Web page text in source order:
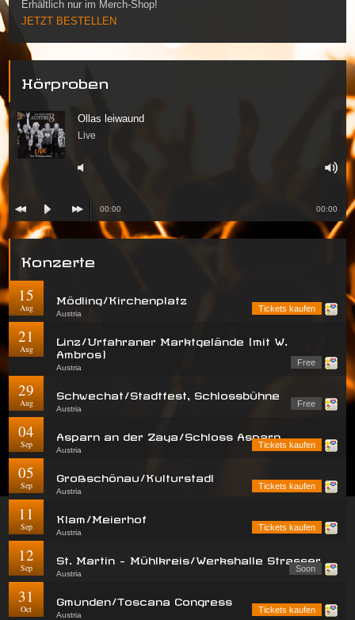
Erhältlich nur im Merch-Shop!
JETZT BESTELLEN
Hörproben
Ollas leiwaund
Live
00:00 00:00
Konzerte
15
Aug
Mödling/Kirchenplatz
Austria
Tickets kaufen
21
Aug
Linz/Urfahraner Marktgelände (mit W.
Ambros)
Austria
Free
29
Aug
Schwechat/Stadtfest, Schlossbühne
Austria
Free
04
Sep
Asparn an der Zaya/Schloss Asparn
Austria
Tickets kaufen
05
Sep
Großschönau/Kulturstadl
Austria
Tickets kaufen
11
Sep
Klam/Meierhof
Austria
Tickets kaufen
12
Sep
St. Martin - Mühlkreis/Werkshalle Strasser
Austria
Soon
31
Oct
Gmunden/Toscana Congress
Austria
Tickets kaufen